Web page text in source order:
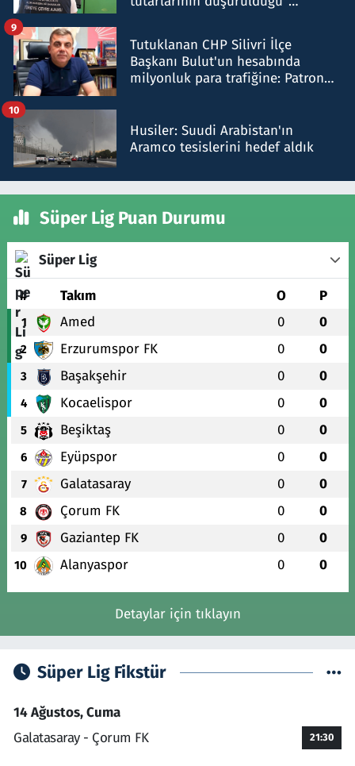
Tutuklanan CHP Silivri İlçe
Başkanı Bulut'un hesabında
milyonluk para trafiğine: Patron
9
Husiler: Suudi Arabistan'ın
Aramco tesislerini hedef aldık
10
Süper Lig Puan Durumu
Süper Lig
# Takım O P
1 Amed 0 0
2 Erzurumspor FK 0 0
3 Başakşehir 0 0
4 Kocaelispor 0 0
5 Beşiktaş 0 0
6 Eyüpspor 0 0
7 Galatasaray 0 0
8 Çorum FK 0 0
9 Gaziantep FK 0 0
10 Alanyaspor 0 0
Detaylar için tıklayın
Süper Lig Fikstür
14 Ağustos, Cuma
Galatasaray - Çorum FK
21:30